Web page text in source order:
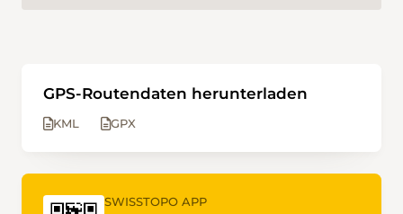
GPS-Routendaten herunterladen
KML GPX
SWISSTOPO APP